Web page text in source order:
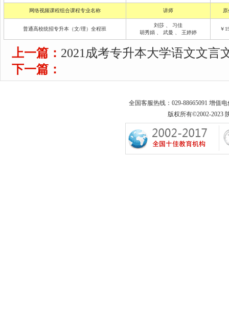
网络视频课程组合课程专业名称 讲师
普通高校统招专升本（文/理）全程班
刘莎
习佳
胡秀娟
武曼 王婷婷
￥
上一篇： 2021成考专升本大学语文文言
下一篇：
全国客服热线：029-88665091 增值
版权所有©2002-2023